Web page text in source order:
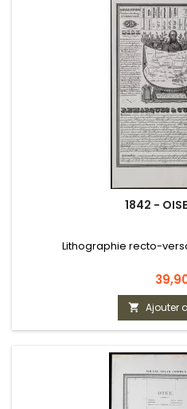
1842 -
Lithographie recto-
Prix
 Ajouter